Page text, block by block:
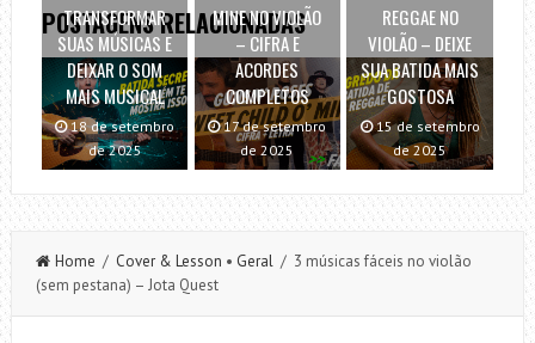
POSTAGENS RELACIONADAS
TRANSFORMAR
SUAS MÚSICAS E
DEIXAR O SOM
MAIS MUSICAL
18 de setembro
de 2025
MINE NO VIOLÃO
– CIFRA E
ACORDES
COMPLETOS
17 de setembro
de 2025
REGGAE NO
VIOLÃO – DEIXE
SUA BATIDA MAIS
GOSTOSA
15 de setembro
de 2025
Home / Cover & Lesson • Geral/ 3 músicas fáceis no violão
(sem pestana) – Jota Quest